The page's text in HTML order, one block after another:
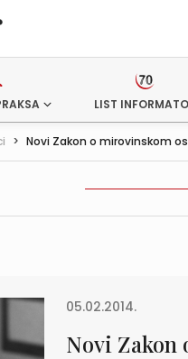
LIST
> Novi Zakon o mirovinskom
05.02.2014.
Novi